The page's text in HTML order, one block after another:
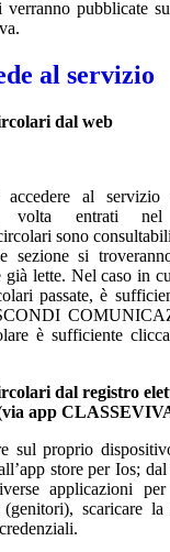
pubblicate
al servizio
dal web
al
volta entrati nel
sono
sezione si
già lette. Nel caso in
passate, è
è sufficiente
dal registro
app
sul proprio
store per Ios;
applicazioni
scaricare